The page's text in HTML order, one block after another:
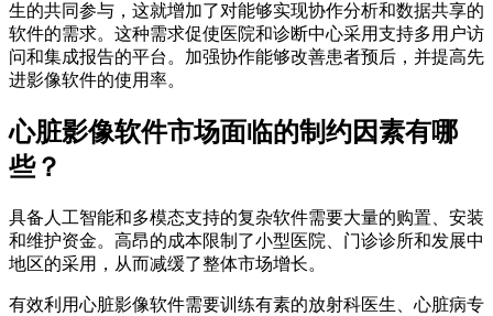
生的共同参与，这就增加了对能够实现协作分析和数据共享的
软件的需求。这种需求促使医院和诊断中心采用支持多用户访
问和集成报告的平台。加强协作能够改善患者预后，并提高先
进影像软件的使用率。
心脏影像软件市场面临的制约因素有哪
些？
具备人工智能和多模态支持的复杂软件需要大量的购置、安装
和维护资金。高昂的成本限制了小型医院、门诊诊所和发展中
地区的采用，从而减缓了整体市场增长。
有效利用心脏影像软件需要训练有素的放射科医生、心脏病专